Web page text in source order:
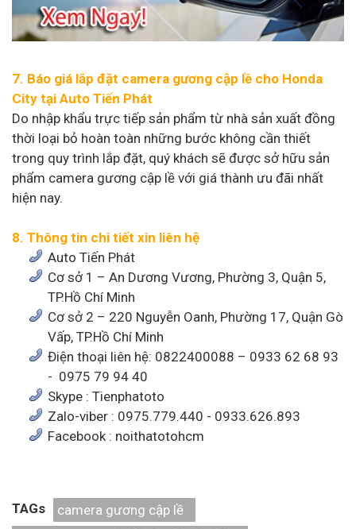
7. Báo giá lắp đặt camera gương cập lề cho Honda
City tại Auto Tiến Phát
Do nhập khẩu trực tiếp sản phẩm từ nhà sản xuất đồng
thời loại bỏ hoàn toàn những bước không cần thiết
trong quy trình lắp đặt, quý khách sẽ được sở hữu sản
phẩm camera gương cập lề với giá thành ưu đãi nhất
hiện nay.
8. Thông tin chi tiết xin liên hệ
Auto Tiến Phát
Cơ sở 1 – An Dương Vương, Phường 3, Quận 5,
TP.Hồ Chí Minh
Cơ sở 2 – 220 Nguyễn Oanh, Phường 17, Quận Gò
Vấp, TP.Hồ Chí Minh
Điện thoại liên hệ: 0822400088 – 0933 62 68 93
- 0975 79 94 40
Skype : Tienphatoto
Zalo-viber : 0975.779.440 - 0933.626.893
Facebook : noithatotohcm
TAGs
camera gương cập lề